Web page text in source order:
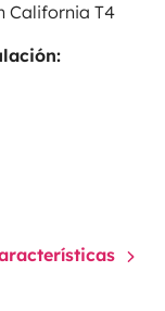
California T4